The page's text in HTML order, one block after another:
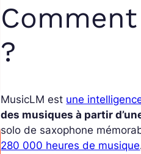
?
MusicLM est une
des musiques à partir
solo de saxophone
280 000 heures de musique